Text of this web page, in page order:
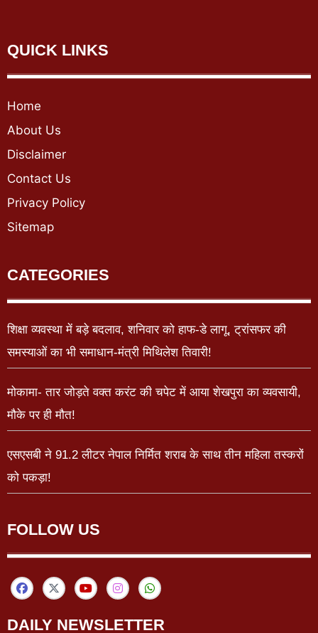
QUICK LINKS
Home
About Us
Disclaimer
Contact Us
Privacy Policy
Sitemap
CATEGORIES
शिक्षा व्यवस्था में बड़े बदलाव, शनिवार को हाफ-डे लागू, ट्रांसफर की
समस्याओं का भी समाधान-मंत्री मिथिलेश तिवारी!
मोकामा- तार जोड़ते वक्त करंट की चपेट में आया शेखपुरा का व्यवसायी,
मौके पर ही मौत!
एसएसबी ने 91.2 लीटर नेपाल निर्मित शराब के साथ तीन महिला तस्करों
को पकड़ा!
FOLLOW US
DAILY NEWSLETTER